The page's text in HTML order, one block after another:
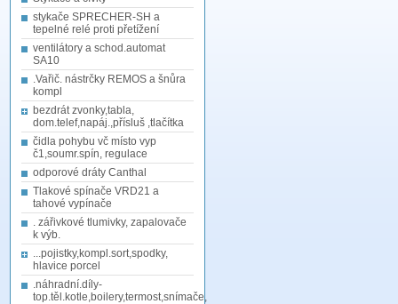
stykače SPRECHER-SH a
tepelné relé proti přetížení
ventilátory a schod.automat
SA10
.Vařič. nástrčky REMOS a šnůra
kompl
bezdrát zvonky,tabla,
dom.telef,napáj.,přísluš ,tlačítka
čidla pohybu vč místo vyp
č1,soumr.spín, regulace
odporové dráty Canthal
Tlakové spínače VRD21 a
tahové vypínače
. zářivkové tlumivky, zapalovače
k výb.
...pojistky,kompl.sort,spodky,
hlavice porcel
.náhradní.díly-
top.těl.kotle,boilery,termost,snímače,